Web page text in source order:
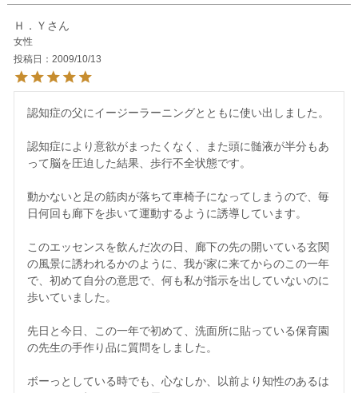
Ｈ．Ｙ
女性
投稿日
2009/10/13
認知症の父にイージーラーニングとともに使い出しました。
認知症により意欲がまったくなく、また頭に髄液が半分もあ
って脳を圧迫した結果、歩行不全状態です。
動かないと足の筋肉が落ちて車椅子になってしまうので、毎
日何回も廊下を歩いて運動するように誘導しています。
このエッセンスを飲んだ次の日、廊下の先の開いている玄関
の風景に誘われるかのように、我が家に来てからのこの一年
で、初めて自分の意思で、何も私が指示を出していないのに
歩いていました。
先日と今日、この一年で初めて、洗面所に貼っている保育園
の先生の手作り品に質問をしました。
ボーっとしている時でも、心なしか、以前より知性のあるは